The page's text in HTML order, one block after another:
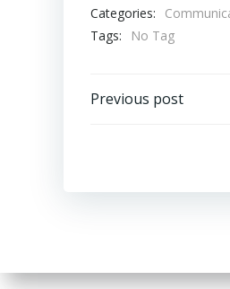
Categories:
Tags:
No Tag
Post
Previous post